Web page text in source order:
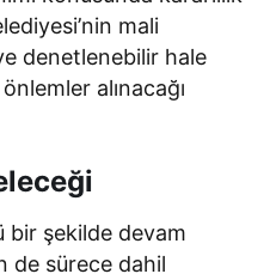
mali
denetlenebilir hale
alınacağı
bir şekilde devam
de sürece dahil